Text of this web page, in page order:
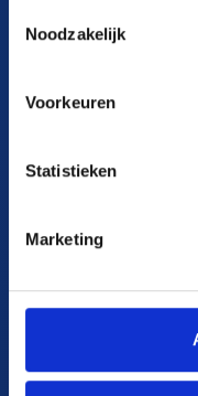
Noodzakelijk
Voorkeuren
Statistieken
Marketing
Maak van